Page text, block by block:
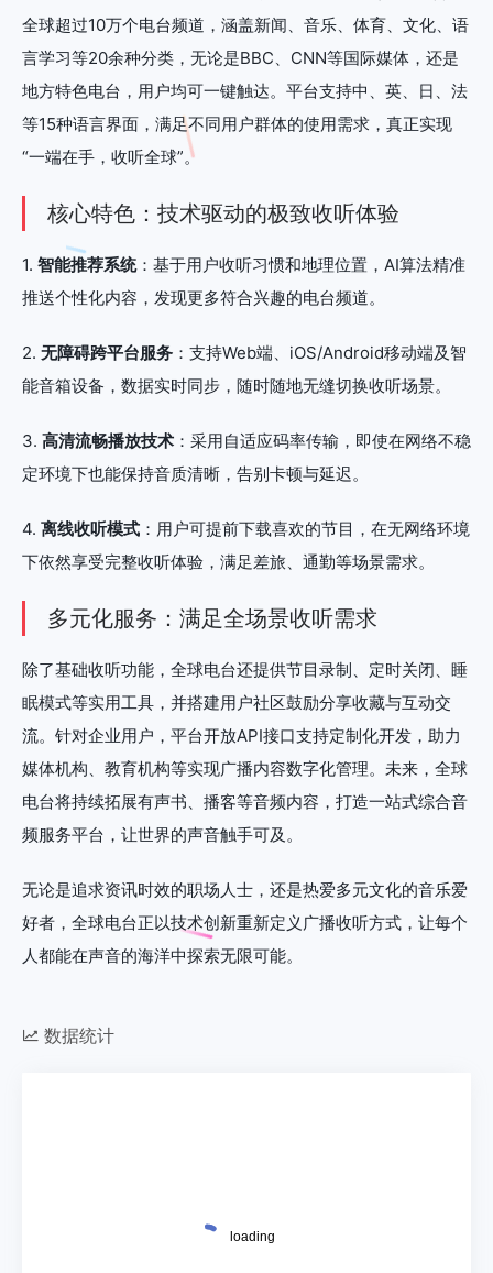
全球超过10万个电台频道，涵盖新闻、音乐、体育、文化、语
言学习等20余种分类，无论是BBC、CNN等国际媒体，还是
地方特色电台，用户均可一键触达。平台支持中、英、日、法
等15种语言界面，满足不同用户群体的使用需求，真正实现
“一端在手，收听全球”。
核心特色：技术驱动的极致收听体验
1. 智能推荐系统：基于用户收听习惯和地理位置，AI算法精准
推送个性化内容，发现更多符合兴趣的电台频道。
2. 无障碍跨平台服务 ：支持Web端、iOS/Android移动端及智
能音箱设备，数据实时同步，随时随地无缝切换收听场景。
3. 高清流畅播放技术 ：采用自适应码率传输，即使在网络不稳
定环境下也能保持音质清晰，告别卡顿与延迟。
4. 离线收听模式 ：用户可提前下载喜欢的节目，在无网络环境
下依然享受完整收听体验，满足差旅、通勤等场景需求。
多元化服务：满足全场景收听需求
除了基础收听功能，全球电台还提供节目录制、定时关闭、睡
眠模式等实用工具，并搭建用户社区鼓励分享收藏与互动交
流。针对企业用户，平台开放API接口支持定制化开发，助力
媒体机构、教育机构等实现广播内容数字化管理。未来，全球
电台将持续拓展有声书、播客等音频内容，打造一站式综合音
频服务平台，让世界的声音触手可及。
无论是追求资讯时效的职场人士，还是热爱多元文化的音乐爱
好者，全球电台正以技术创新重新定义广播收听方式，让每个
人都能在声音的海洋中探索无限可能。
数据统计